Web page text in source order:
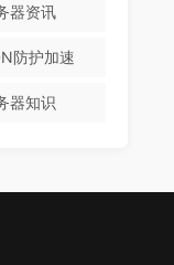
器资讯
防护加速
器知识